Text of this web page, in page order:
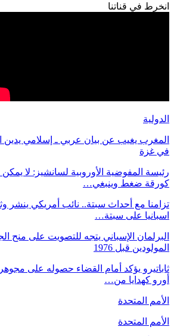
انخرط في قناتنا
الدولية
المغرب يغيب عن بيان عربي ـ إسلامي يدين
في غزة
رئيسة المفوضية الأوروبية لسانشيز: لا
كورقة ضغط وينبغي…
تزامنا مع أحداث سبتة.. نائب أمريكي ينشر
اسبانيا على سبتة…
البرلمان الإسباني يتجه للتصويت على منح
المولودين قبل 1976
أورو كهدايا من…
الأمم المتحدة
الأمم المتحدة